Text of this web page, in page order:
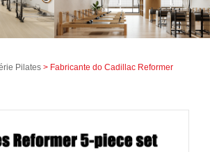
Pilates > Fabricante do Cadillac Reformer